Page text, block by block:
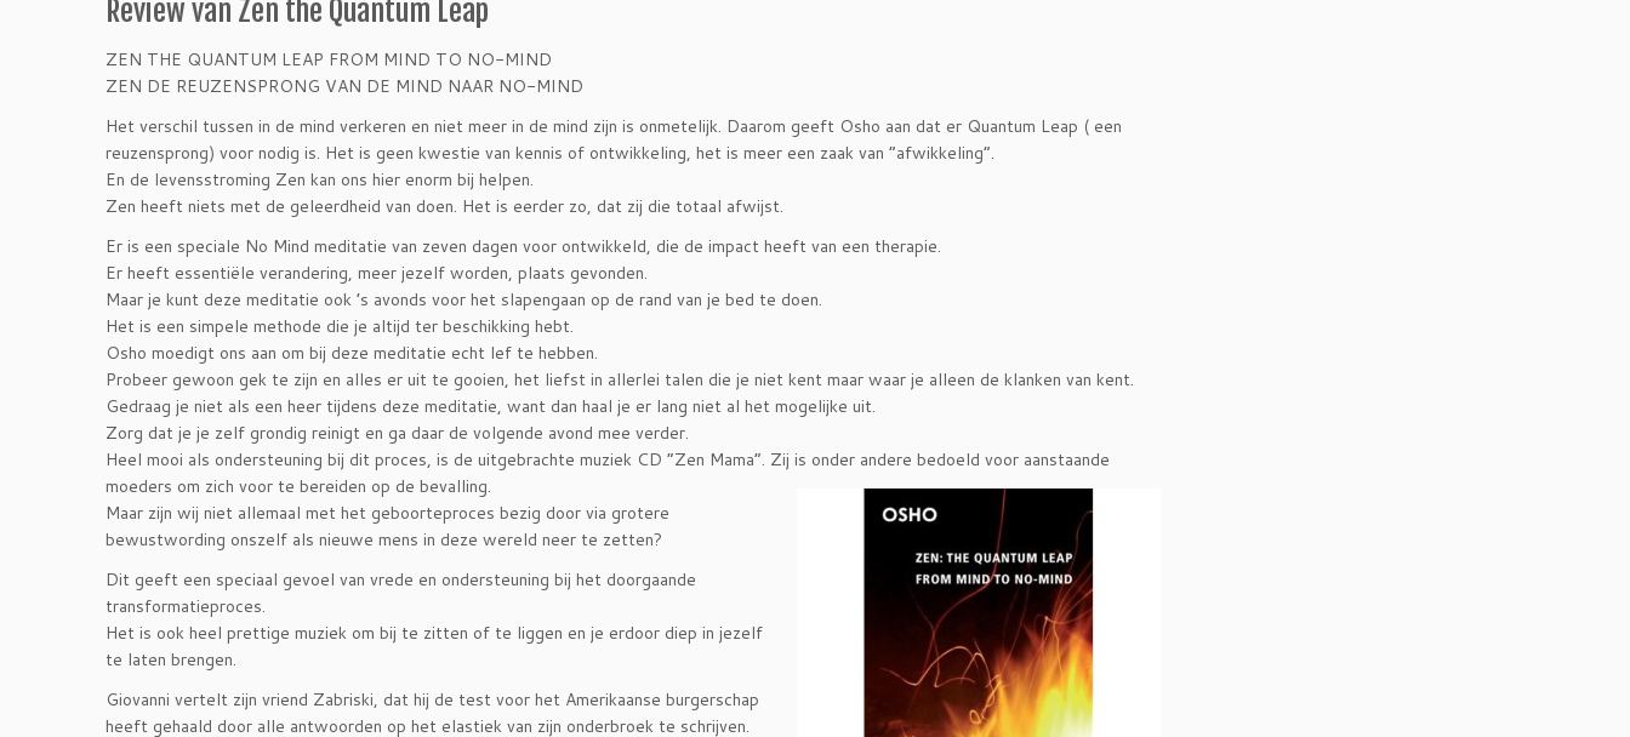
Review van Zen the Quantum Leap
ZEN THE QUANTUM LEAP FROM MIND TO NO-MIND
ZEN DE REUZENSPRONG VAN DE MIND NAAR NO-MIND
Het verschil tussen in de mind verkeren en niet meer in de mind zijn is onmetelijk. Daarom geeft Osho aan dat er Quantum Leap ( een
reuzensprong) voor nodig is. Het is geen kwestie van kennis of ontwikkeling, het is meer een zaak van “afwikkeling”.
En de levensstroming Zen kan ons hier enorm bij helpen.
Zen heeft niets met de geleerdheid van doen. Het is eerder zo, dat zij die totaal afwijst.
Er is een speciale No Mind meditatie van zeven dagen voor ontwikkeld, die de impact heeft van een therapie.
Er heeft essentiële verandering, meer jezelf worden, plaats gevonden.
Maar je kunt deze meditatie ook ’s avonds voor het slapengaan op de rand van je bed te doen.
Het is een simpele methode die je altijd ter beschikking hebt.
Osho moedigt ons aan om bij deze meditatie echt lef te hebben.
Probeer gewoon gek te zijn en alles er uit te gooien, het liefst in allerlei talen die je niet kent maar waar je alleen de klanken van kent.
Gedraag je niet als een heer tijdens deze meditatie, want dan haal je er lang niet al het mogelijke uit.
Zorg dat je je zelf grondig reinigt en ga daar de volgende avond mee verder.
Heel mooi als ondersteuning bij dit proces, is de uitgebrachte muziek CD “Zen Mama”. Zij is onder andere bedoeld voor aanstaande
moeders om zich voor te bereiden op de bevalling.
Maar zijn wij niet allemaal met het geboorteproces bezig door via grotere
bewustwording onszelf als nieuwe mens in deze wereld neer te zetten?
Dit geeft een speciaal gevoel van vrede en ondersteuning bij het doorgaande
transformatieproces.
Het is ook heel prettige muziek om bij te zitten of te liggen en je erdoor diep in jezelf
te laten brengen.
Giovanni vertelt zijn vriend Zabriski, dat hij de test voor het Amerikaanse burgerschap
heeft gehaald door alle antwoorden op het elastiek van zijn onderbroek te schrijven.